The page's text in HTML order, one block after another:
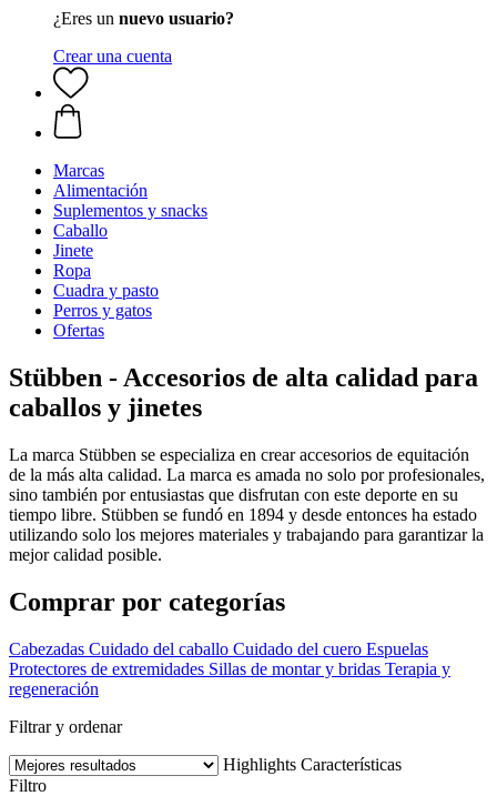
¿Eres un nuevo usuario?
Crear una cuenta
Marcas
Alimentación
Suplementos y snacks
Caballo
Jinete
Ropa
Cuadra y pasto
Perros y gatos
Ofertas
Stübben - Accesorios de alta calidad para
caballos y jinetes
La marca Stübben se especializa en crear accesorios de equitación
de la más alta calidad. La marca es amada no solo por profesionales,
sino también por entusiastas que disfrutan con este deporte en su
tiempo libre. Stübben se fundó en 1894 y desde entonces ha estado
utilizando solo los mejores materiales y trabajando para garantizar la
mejor calidad posible.
Comprar por categorías
Cabezadas Cuidado del caballo Cuidado del cuero Espuelas
Protectores de extremidades Sillas de montar y bridas Terapia y
regeneración
Filtrar y ordenar
Highlights Características
Filtro